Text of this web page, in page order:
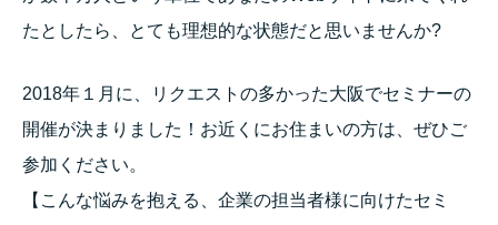
たとしたら、とても理想的な状態だと思いませんか?
2018年１月に、リクエストの多かった大阪でセミナーの
開催が決まりました！お近くにお住まいの方は、ぜひご
参加ください。
【こんな悩みを抱える、企業の担当者様に向けたセミ